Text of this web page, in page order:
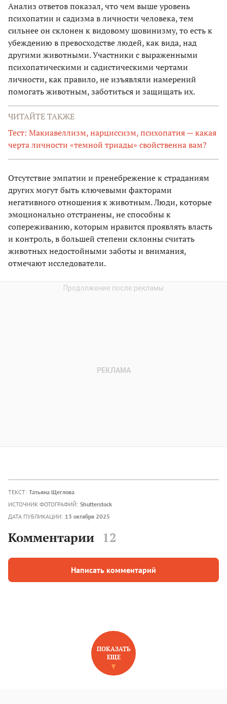
Анализ ответов показал, что чем выше уровень
психопатии и садизма в личности человека, тем
сильнее он склонен к видовому шовинизму, то есть к
убеждению в превосходстве людей, как вида, над
другими животными. Участники с выраженными
психопатическими и садистическими чертами
личности, как правило, не изъявляли намерений
помогать животным, заботиться и защищать их.
ЧИТАЙТЕ ТАКЖЕ
Тест: Макиавеллизм, нарциссизм, психопатия — какая
черта личности «темной триады» свойственна вам?
Отсутствие эмпатии и пренебрежение к страданиям
других могут быть ключевыми факторами
негативного отношения к животным. Люди, которые
эмоционально отстранены, не способны к
сопереживанию, которым нравится проявлять власть
и контроль, в большей степени склонны считать
животных недостойными заботы и внимания,
отмечают исследователи.
ТЕКСТ: Татьяна Щеглова
ИСТОЧНИК ФОТОГРАФИЙ: Shutterstock
ДАТА ПУБЛИКАЦИИ: 13 октября 2025
Комментарии 12
Написать комментарий
НОВОЕ НА САЙТЕ
ПОКАЗАТЬ
ЕЩЕ